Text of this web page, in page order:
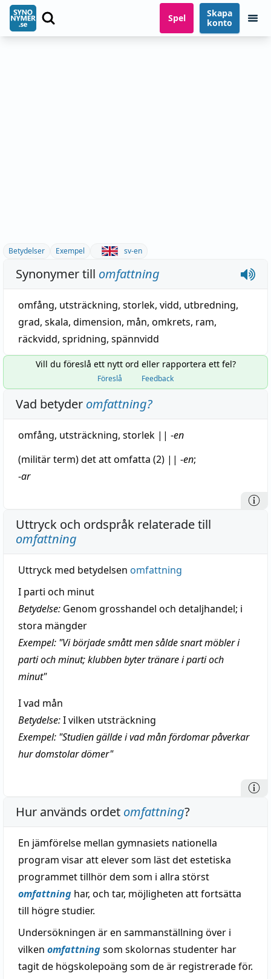
Spel
Skapa
konto
Betydelser Exempel sv-en
Synonymer till omfattning
omfång, utsträckning, storlek, vidd, utbredning,
grad, skala, dimension, mån, omkrets, ram,
räckvidd, spridning, spännvidd
Vill du föreslå ett nytt ord eller rapportera ett fel?
Föreslå Feedback
Vad betyder omfattning?
omfång, utsträckning, storlek || -en
(militärterm) det attomfatta (2) || -en;
-ar
Uttryck och ordspråk relaterade till
omfattning
Uttryck med betydelsen omfattning
I parti och minut
Betydelse: Genom grosshandel och detaljhandel; i
stora mängder
Exempel: "Vi började smått men sålde snart möbler i
parti och minut; klubben byter tränare i parti och
minut"
I vad mån
Betydelse:I vilken utsträckning
Exempel: "Studien gällde i vad mån fördomar påverkar
hur domstolar dömer"
Hur används ordet omfattning?
En jämförelse mellan gymnasiets nationella
program visar att elever som läst det estetiska
programmet tillhör dem som i allra störst
omfattning har, och tar, möjligheten att fortsätta
till högre studier.
Undersökningen är en sammanställning över i
vilken omfattningsom skolornas studenter har
tagit de högskolepoäng som de är registrerade för.